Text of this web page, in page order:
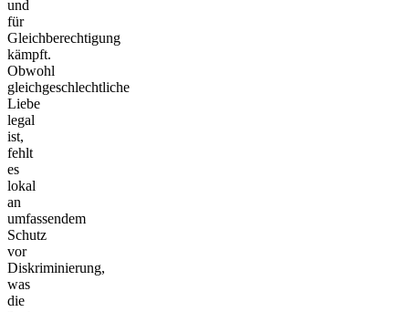
und
für
Gleichberechtigung
kämpft.
Obwohl
gleichgeschlechtliche
Liebe
legal
ist,
fehlt
es
lokal
an
umfassendem
Schutz
vor
Diskriminierung,
was
die